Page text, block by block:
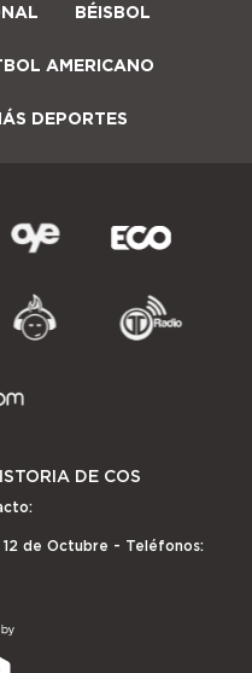
BÉISBOL
AMERICANO
DEPORTES
DE COS
12 de Octubre - Teléfonos: